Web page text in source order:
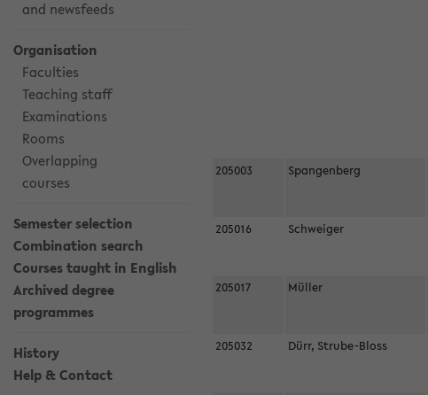
and newsfeeds
Organisation
Faculties
Teaching staff
Examinations
Rooms
Overlapping
courses
Semester selection
Combination search
Courses taught in English
Archived degree
programmes
History
Help & Contact
205003 Spangenberg
205016 Schweiger
205017 Müller
205032 Dürr, Strube-Bloss